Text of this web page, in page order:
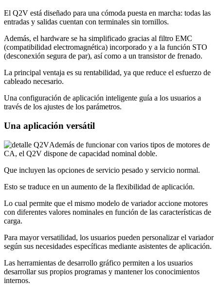
El Q2V está diseñado para una cómoda puesta en marcha: todas las
entradas y salidas cuentan con terminales sin tornillos.
Además, el hardware se ha simplificado gracias al filtro EMC
(compatibilidad electromagnética) incorporado y a la función STO
(desconexión segura de par), así como a un transistor de frenado.
La principal ventaja es su rentabilidad, ya que reduce el esfuerzo de
cableado necesario.
Una configuración de aplicación inteligente guía a los usuarios a
través de los ajustes de los parámetros.
Una aplicación versátil
Además de funcionar con varios tipos de motores de
CA, el Q2V dispone de capacidad nominal doble.
Que incluyen las opciones de servicio pesado y servicio normal.
Esto se traduce en un aumento de la flexibilidad de aplicación.
Lo cual permite que el mismo modelo de variador accione motores
con diferentes valores nominales en función de las características de
carga.
Para mayor versatilidad, los usuarios pueden personalizar el variador
según sus necesidades específicas mediante asistentes de aplicación.
Las herramientas de desarrollo gráfico permiten a los usuarios
desarrollar sus propios programas y mantener los conocimientos
internos.